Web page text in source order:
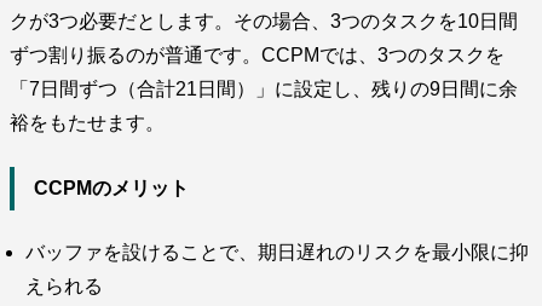
クが3つ必要だとします。その場合、3つのタスクを10日間
ずつ割り振るのが普通です。CCPMでは、3つのタスクを
「7日間ずつ（合計21日間）」に設定し、残りの9日間に余
裕をもたせます。
CCPMのメリット
バッファを設けることで、期日遅れのリスクを最小限に抑
えられる